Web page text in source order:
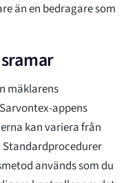
än en bedragare som
mäklarens
appens
kan variera från
används som du